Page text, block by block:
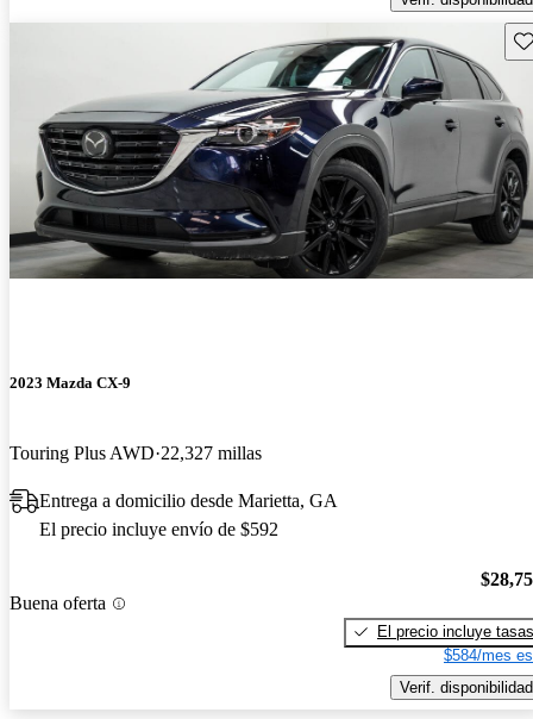
2023 Mazda CX-9
Touring Plus AWD 22,327 millas
Entrega a domicilio desde Marietta, GA
El precio incluye envío de $592
Buena oferta
El precio incluye tasas
$584/mes
Verif. disponibilidad